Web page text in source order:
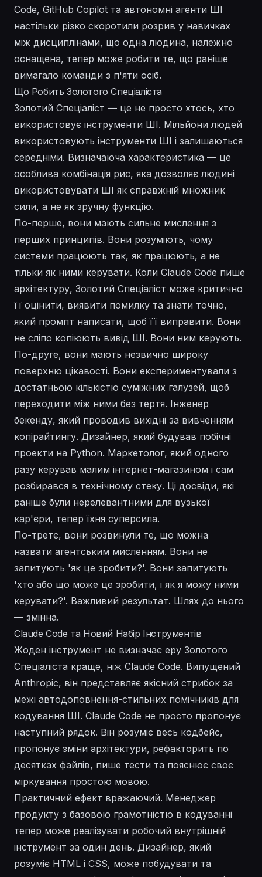
Code, GitHub Copilot та автономні агенти ШІ
настільки різко скоротили розрив у навичках
між дисциплінами, що одна людина, належно
оснащена, тепер може робити те, що раніше
вимагало команди з п'яти осіб.
Що Робить Золотого Спеціаліста
Золотий Спеціаліст — це не просто хтось, хто
використовує інструменти ШІ. Мільйони людей
використовують інструменти ШІ і залишаються
середніми. Визначаюча характеристика — це
особлива комбінація рис, яка дозволяє людині
використовувати ШІ як справжній множник
сили, а не як зручну функцію.
По-перше, вони мають сильне мислення з
перших принципів. Вони розуміють, чому
системи працюють так, як працюють, а не
тільки як ними керувати. Коли Claude Code пише
архітектуру, Золотий Спеціаліст може критично
її оцінити, виявити помилку та знати точно,
який промпт написати, щоб її виправити. Вони
не сліпо копіюють вивід ШІ. Вони ним керують.
По-друге, вони мають незвично широку
поверхню цікавості. Вони експериментували з
достатньою кількістю суміжних галузей, щоб
переходити між ними без тертя. Інженер
бекенду, який проводив вихідні за вивченням
копірайтингу. Дизайнер, який будував побічні
проекти на Python. Маркетолог, який одного
разу керував малим інтернет-магазином і сам
розбирався в технічному стеку. Ці досвіди, які
раніше були нерелевантними для вузької
кар'єри, тепер їхня суперсила.
По-третє, вони розвинули те, що можна
назвати агентським мисленням. Вони не
запитують 'як це зробити?'. Вони запитують
'хто або що може це зробити, і як я можу ними
керувати?'. Важливий результат. Шлях до нього
— змінна.
Claude Code та Новий Набір Інструментів
Жоден інструмент не визначає еру Золотого
Спеціаліста краще, ніж Claude Code. Випущений
Anthropic, він представляє якісний стрибок за
межі автодоповнення-стильних помічників для
кодування ШІ. Claude Code не просто пропонує
наступний рядок. Він розуміє весь кодбейс,
пропонує зміни архітектури, рефакторить по
десятках файлів, пише тести та пояснює своє
міркування простою мовою.
Практичний ефект вражаючий. Менеджер
продукту з базовою грамотністю в кодуванні
тепер може реалізувати робочий внутрішній
інструмент за один день. Дизайнер, який
розуміє HTML і CSS, може побудувати та